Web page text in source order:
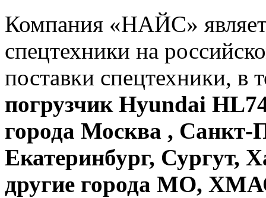
Компания «НАЙС»
спецтехники на
поставки спецтехники, в
погрузчик Hyundai
города Москва , Санкт-
Екатеринбург, Сургут,
другие города МО,